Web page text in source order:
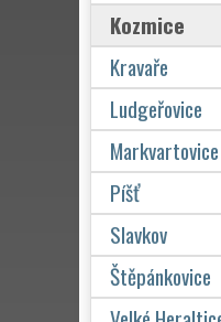
Kozmice
Kravaře
Ludgeřovice
Markvartovice
Píšť
Slavkov
Štěpánkovice